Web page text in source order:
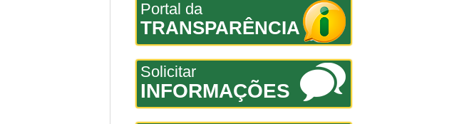
Portal da
TRANSPARÊNCIA
Solicitar
INFORMAÇÕES